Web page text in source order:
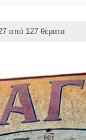
από 127 θέματα